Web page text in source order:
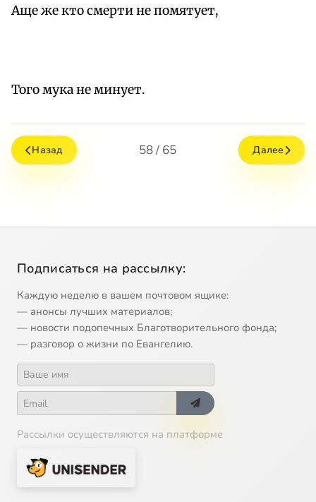
Аще же кто смерти не помятует,
Того мука не минует.
Назад 58 / 65 Далее
Подписаться на рассылку:
Каждую неделю в вашем почтовом ящике:
— анонсы лучших материалов;
— новости подопечных Благотворительного фонда;
— разговор о жизни по Евангелию.
Рассылки осуществляются на платформе